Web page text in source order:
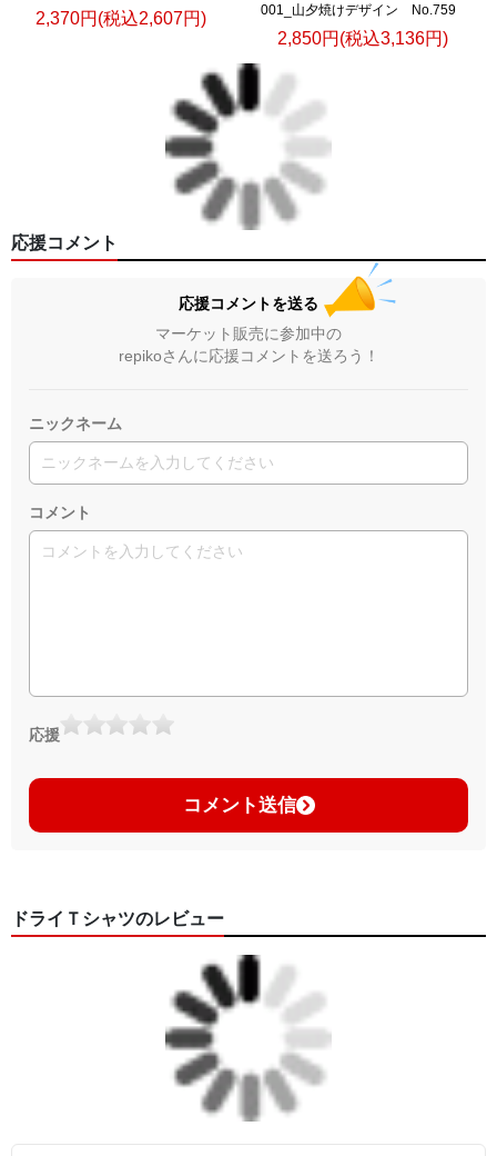
2,370円(税込2,607円)
001_山夕焼けデザイン No.759
2,850円(税込3,136円)
応援コメント
応援コメントを送る
マーケット販売に参加中の
repikoさんに応援コメントを送ろう！
ニックネーム
コメント
応援
コメント送信
ドライＴシャツのレビュー